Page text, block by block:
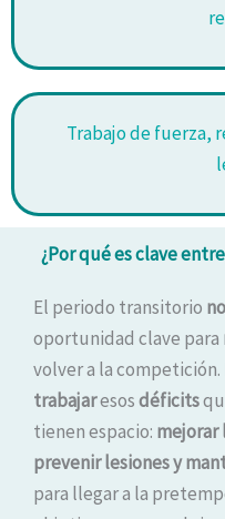
Trabajo de fuerza,
¿Por qué es clave
El periodo transitorio
oportunidad clave para
volver a la
trabajaresosdéficits
tienen espacio: mejorar
prevenir lesiones y
para llegar a la